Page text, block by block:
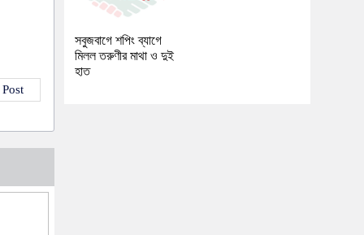
সবুজবাগে শপিং ব্যাগে
মিলল তরুণীর মাথা ও দুই
হাত